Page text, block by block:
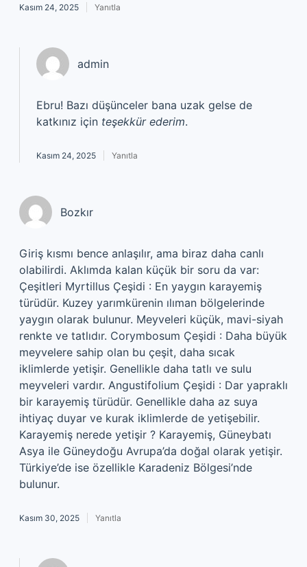
Kasım 24, 2025 Yanıtla
admin
Ebru! Bazı düşünceler bana uzak gelse de
katkınız için teşekkür ederim.
Kasım 24, 2025 Yanıtla
Bozkır
Giriş kısmı bence anlaşılır, ama biraz daha canlı
olabilirdi. Aklımda kalan küçük bir soru da var:
Çeşitleri Myrtillus Çeşidi : En yaygın karayemiş
türüdür. Kuzey yarımkürenin ılıman bölgelerinde
yaygın olarak bulunur. Meyveleri küçük, mavi-siyah
renkte ve tatlıdır. Corymbosum Çeşidi : Daha büyük
meyvelere sahip olan bu çeşit, daha sıcak
iklimlerde yetişir. Genellikle daha tatlı ve sulu
meyveleri vardır. Angustifolium Çeşidi : Dar yapraklı
bir karayemiş türüdür. Genellikle daha az suya
ihtiyaç duyar ve kurak iklimlerde de yetişebilir.
Karayemiş nerede yetişir ? Karayemiş, Güneybatı
Asya ile Güneydoğu Avrupa’da doğal olarak yetişir.
Türkiye’de ise özellikle Karadeniz Bölgesi’nde
bulunur.
Kasım 30, 2025 Yanıtla